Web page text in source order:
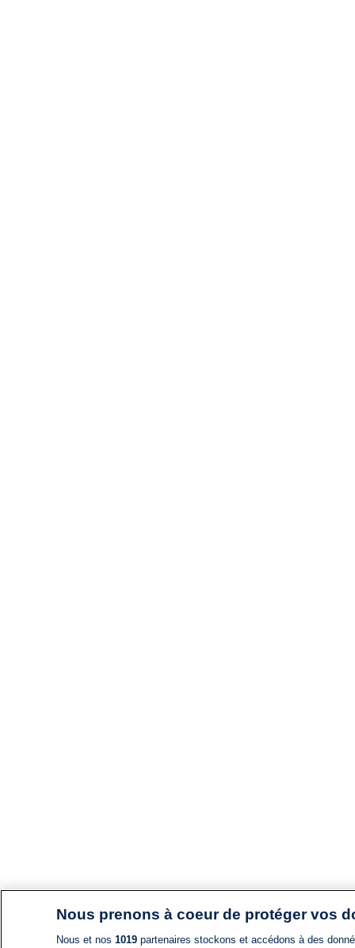
Nous prenons à coeur de protéger vos
Nous et nos 1019partenaires stockons et accédons à des